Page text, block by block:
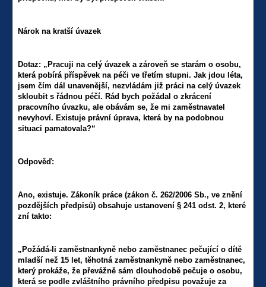
Nárok na kratší úvazek
Dotaz: „Pracuji na celý úvazek a zároveň se starám o osobu,
která pobírá příspěvek na péči ve třetím stupni. Jak jdou léta,
jsem čím dál unavenější, nezvládám již práci na celý úvazek
skloubit s řádnou péčí. Rád bych požádal o zkrácení
pracovního úvazku, ale obávám se, že mi zaměstnavatel
nevyhoví. Existuje právní úprava, která by na podobnou
situaci pamatovala?“
Odpověď:
Ano, existuje. Zákoník práce (zákon č. 262/2006 Sb., ve znění
pozdějších předpisů) obsahuje ustanovení § 241 odst. 2, které
zní takto:
„Požádá-li zaměstnankyně nebo zaměstnanec pečující o dítě
mladší než 15 let, těhotná zaměstnankyně nebo zaměstnanec,
který prokáže, že převážně sám dlouhodobě pečuje o osobu,
která se podle zvláštního právního předpisu považuje za